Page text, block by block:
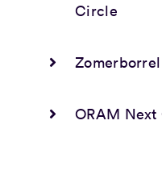
Circle
ORAM Next